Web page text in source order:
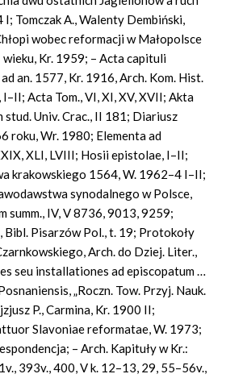
Tomczak A., Walenty Dembiński,
wobec reformacji w Małopolsce
Kr. 1959; – Acta capituli
an. 1577, Kr. 1916, Arch. Kom. Hist.
Acta Tom., VI, XI, XV, XVII; Akta
stud. Univ. Crac., II 181; Diariusz
roku, Wr. 1980; Elementa ad
XLI, LVIII; Hosii epistolae, I–II;
krakowskiego 1564, W. 1962–4 I–II;
synodalnego w Polsce,
summ., IV, V 8736, 9013, 9259;
Bibl. Pisarzów Pol., t. 19; Protokoły
Arch. do Dziej. Liter.,
seu installationes ad episcopatum …
„Roczn. Tow. Przyj. Nauk.
P., Carmina, Kr. 1900 II;
Slavoniae reformatae, W. 1973;
– Arch. Kapituły w Kr.:
393v., 400, V k. 12–13, 29, 55–56v.,